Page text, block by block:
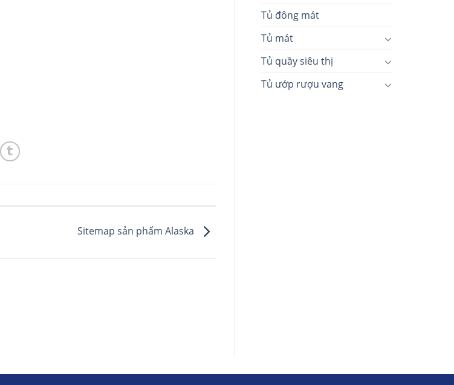
Sitemap sản phẩm Alaska
Tủ đông mát
Tủ mát
Tủ quầy siêu thị
Tủ ướp rượu vang